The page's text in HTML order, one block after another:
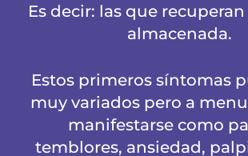
Es decir: las que
almacenada.
Estos primeros síntomas
muy variados pero a
manifestarse como
temblores, ansiedad,